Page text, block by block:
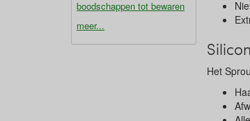
boodschappen tot bewaren
meer...
Het